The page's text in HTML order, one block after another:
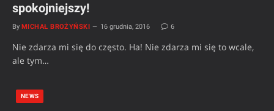
spokojniejszy!
By MICHAŁ BROŻYŃSKI 16 grudnia, 2016 6
Nie zdarza mi się do często. Ha! Nie zdarza mi się to wcale,
ale tym…
NEWS